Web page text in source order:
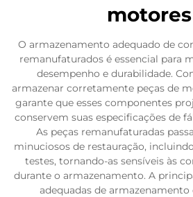
O armazenamento adequado de
remanufaturados é essencial para
desempenho e durabilidade.
armazenar corretamente peças de
garante que esses componentes
conservem suas especificações de
As peças remanufaturadas
minuciosos de restauração,
testes, tornando-as sensíveis às
durante o armazenamento. A
adequadas de armazenamento